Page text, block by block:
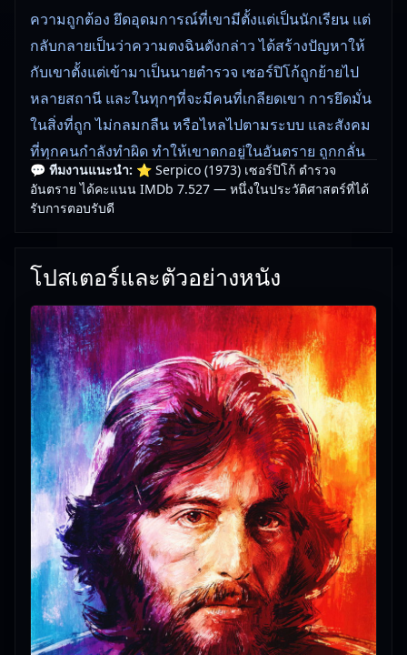
ความถูกต้อง ยึดอุดมการณ์ที่เขามีตั้งแต่เป็นนักเรียน แต่
กลับกลายเป็นว่าความตงฉินดังกล่าว ได้สร้างปัญหาให้
กับเขาตั้งแต่เข้ามาเป็นนายตำรวจ เซอร์ปิโก้ถูกย้ายไป
หลายสถานี และในทุกๆที่จะมีคนที่เกลียดเขา การยึดมั่น
ในสิ่งที่ถูก ไม่กลมกลืน หรือไหลไปตามระบบ และสังคม
ที่ทุกคนกำลังทำผิด ทำให้เขาตกอยู่ในอันตราย ถูกกลั่น
แกล้งอยู่เสมอ
💬 ทีมงานแนะนำ: ⭐ Serpico (1973) เซอร์ปิโก้ ตำรวจ
อันตราย ได้คะแนน IMDb 7.527 — หนึ่งในประวัติศาสตร์ที่ได้
รับการตอบรับดี
โปสเตอร์และตัวอย่างหนัง